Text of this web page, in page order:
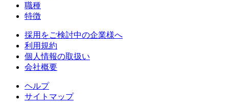
職種
特徴
採用をご検討中の企業様へ
利用規約
個人情報の取扱い
会社概要
ヘルプ
サイトマップ